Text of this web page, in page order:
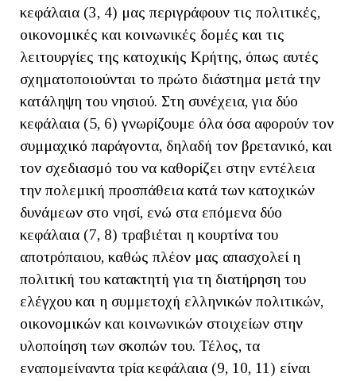
κεφάλαια (3, 4) μας περιγράφουν τις πολιτικές,
οικονομικές και κοινωνικές δομές και τις
λειτουργίες της κατοχικής Κρήτης, όπως αυτές
σχηματοποιούνται το πρώτο διάστημα μετά την
κατάληψη του νησιού. Στη συνέχεια, για δύο
κεφάλαια (5, 6) γνωρίζουμε όλα όσα αφορούν τον
συμμαχικό παράγοντα, δηλαδή τον βρετανικό, και
τον σχεδιασμό του να καθορίζει στην εντέλεια
την πολεμική προσπάθεια κατά των κατοχικών
δυνάμεων στο νησί, ενώ στα επόμενα δύο
κεφάλαια (7, 8) τραβιέται η κουρτίνα του
αποτρόπαιου, καθώς πλέον μας απασχολεί η
πολιτική του κατακτητή για τη διατήρηση του
ελέγχου και η συμμετοχή ελληνικών πολιτικών,
οικονομικών και κοινωνικών στοιχείων στην
υλοποίηση των σκοπών του. Τέλος, τα
εναπομείναντα τρία κεφάλαια (9, 10, 11) είναι